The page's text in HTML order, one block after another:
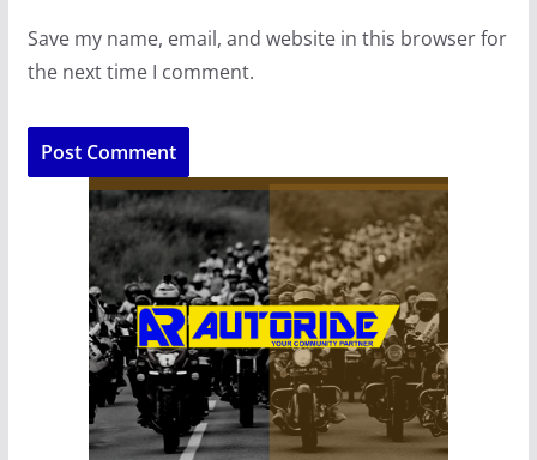
Save my name, email, and website in this browser for
the next time I comment.